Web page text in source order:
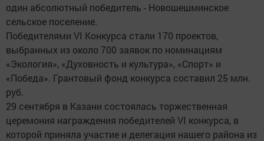
один абсолютный победитель - Новошешминское
сельское поселение.
Победителями VI Конкурса стали 170 проектов,
выбранных из около 700 заявок по номинациям
«Экология», «Духовность и культура», «Спорт» и
«Победа». Грантовый фонд конкурса составил 25 млн.
руб.
29 сентября в Казани состоялась торжественная
церемония награждения победителей VI конкурса, в
которой приняла участие и делегация нашего района из